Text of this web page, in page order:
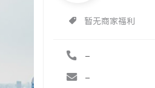
暂无商家福利
-
-